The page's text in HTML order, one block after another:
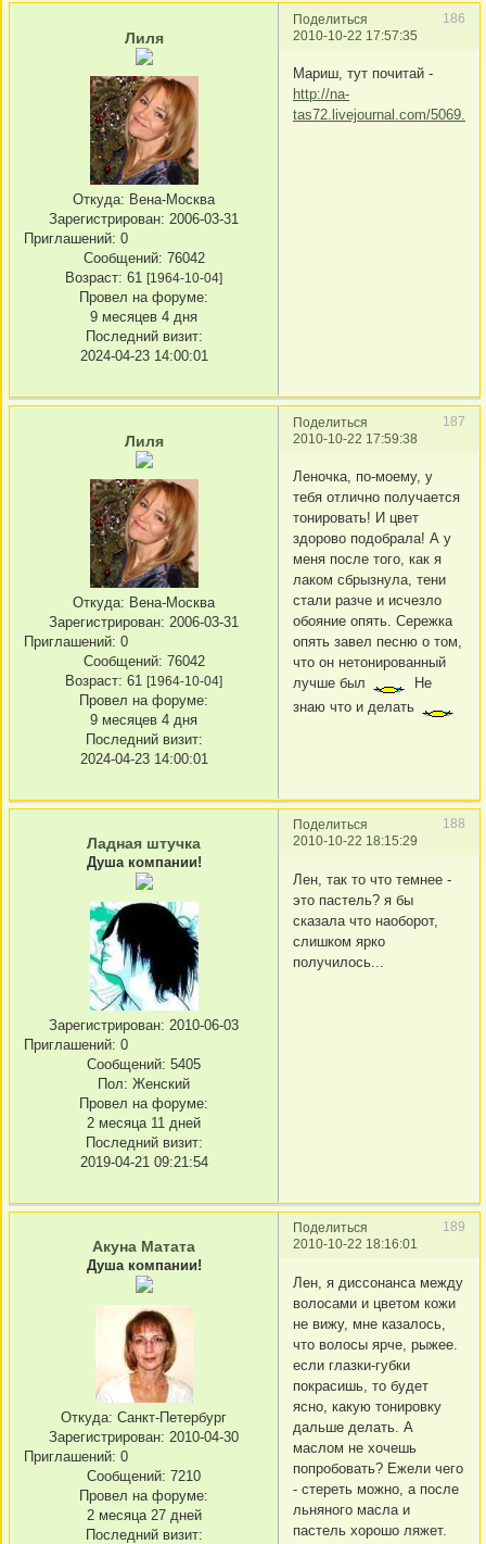
Поделиться
186
2010-10-22 17:57:35
Лиля
Откуда: Вена-Москва
Зарегистрирован: 2006-03-31
Приглашений: 0
Сообщений: 76042
Возраст: 61 [1964-10-04]
Провел на форуме:
9 месяцев 4 дня
Последний визит:
2024-04-23 14:00:01
Мариш, тут почитай -
http://na-
tas72.livejournal.com/
Поделиться
187
2010-10-22 17:59:38
Лиля
Откуда: Вена-Москва
Зарегистрирован: 2006-03-31
Приглашений: 0
Сообщений: 76042
Возраст: 61 [1964-10-04]
Провел на форуме:
9 месяцев 4 дня
Последний визит:
2024-04-23 14:00:01
Леночка, по-моему, у
тебя отлично получается
тонировать! И цвет
здорово подобрала! А у
меня после того, как я
лаком сбрызнула, тени
стали разче и исчезло
обояние опять. Сережка
опять завел песню о том,
что он нетонированный
лучше был
Не
знаю что и делать
Поделиться
188
2010-10-22 18:15:29
Ладная штучка
Душа компании!
Зарегистрирован: 2010-06-03
Приглашений: 0
Сообщений: 5405
Пол: Женский
Провел на форуме:
2 месяца 11 дней
Последний визит:
2019-04-21 09:21:54
Лен, так то что темнее -
это пастель? я бы
сказала что наоборот,
слишком ярко
получилось...
Поделиться
189
2010-10-22 18:16:01
Акуна Матата
Душа компании!
Откуда: Санкт-Петербург
Зарегистрирован: 2010-04-30
Приглашений: 0
Сообщений: 7210
Провел на форуме:
2 месяца 27 дней
Последний визит:
Лен, я диссонанса между
волосами и цветом кожи
не вижу, мне казалось,
что волосы ярче, рыжее.
если глазки-губки
покрасишь, то будет
ясно, какую тонировку
дальше делать. А
маслом не хочешь
попробовать? Ежели чего
- стереть можно, а после
льняного масла и
пастель хорошо ляжет.